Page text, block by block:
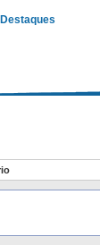
Destaques